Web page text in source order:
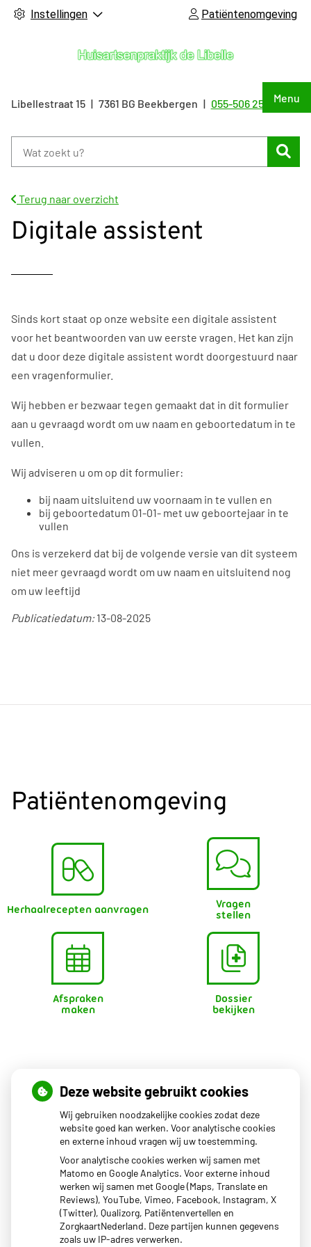
Instellingen Patiëntenomgeving
Menu
Libellestraat15 7361 BG Beekbergen Tel:
055-506 25 55
Terug naar overzicht
Digitale assistent
Sinds kort staat op onze website een digitale assistent
voor het beantwoorden van uw eerste vragen. Het kan zijn
dat u door deze digitale assistent wordt doorgestuurd naar
een vragenformulier.
Wij hebben er bezwaar tegen gemaakt dat in dit formulier
aan u gevraagd wordt om uw naam en geboortedatum in te
vullen.
Wij adviseren u om op dit formulier:
bij naam uitsluitend uw voornaam in te vullen en
bij geboortedatum 01-01- met uw geboortejaar in te
vullen
Ons is verzekerd dat bij de volgende versie van dit systeem
niet meer gevraagd wordt om uw naam en uitsluitend nog
om uw leeftijd
Publicatiedatum:13-08-2025
Patiëntenomgeving
Herhaalrecepten aanvragen
Vragen
stellen
Afspraken
maken
Dossier
bekijken
Openingstijden
08.00 - 17.00
08.00 - 17.00
Woensdag 08.00 - 17.00
Donderdag08.00 - 17.00
08.00 - 17.00
Het uitgiftepunt Beekbergen (voor uw medicijnen) van
BENU apotheek Dokzuid is geopend van 14:00-17:00.
Deze website gebruikt cookies
Wij gebruiken noodzakelijke cookies zodat deze
website goed kan werken. Voor analytische cookies
en externe inhoud vragen wij uw toestemming.
Voor analytische cookies werken wij samen met
Matomo en Google Analytics. Voor externe inhoud
werken wij samen met Google (Maps, Translate en
Reviews), YouTube, Vimeo, Facebook, Instagram, X
(Twitter), Qualizorg, Patiëntenvertellen en
ZorgkaartNederland. Deze partijen kunnen gegevens
zoals uw IP-adres verwerken.